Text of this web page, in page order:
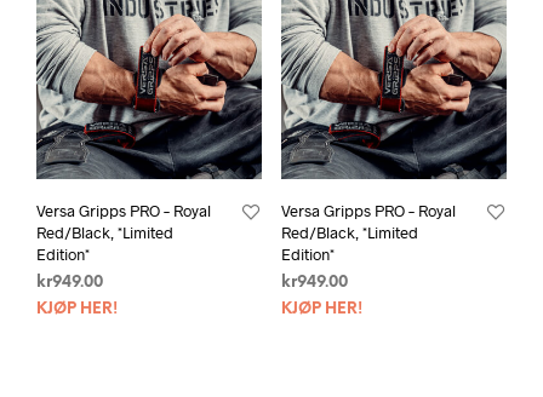
Versa Gripps PRO – Royal
Red/Black, *Limited
Edition*
kr949.00
KJØP HER!
Versa Gripps PRO – Royal
Red/Black, *Limited
Edition*
kr949.00
KJØP HER!